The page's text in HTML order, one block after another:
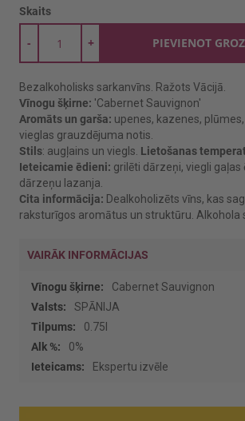
Skaits
+
- PIEVIENOT
Bezalkoholisks sarkanvīns. Ražots Vācijā.
Vīnogu šķirne: 'Cabernet Sauvignon'
Aromāts un garša: upenes, kazenes,
vieglas grauzdējuma notis.
Stils: augļains un viegls. Lietošanas
Ieteicamie ēdieni: grilēti dārzeņi, viegli gaļas
dārzeņu lazanja.
Cita informācija: Dealkoholizēts vīns, kas
raksturīgos aromātus un struktūru. Alkohola
VAIRĀK INFORMĀCIJAS
Vairāk
informācijas
Cabernet Sauvignon
SPĀNIJA
0.75l
0%
Ekspertu izvēle